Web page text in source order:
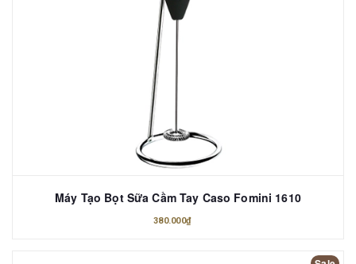
Máy Tạo Bọt Sữa Cầm Tay Caso Fomini 1610
380.000₫